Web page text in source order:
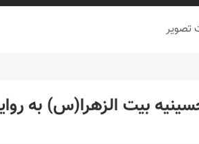
تصویر
بیت الزهرا(س) به